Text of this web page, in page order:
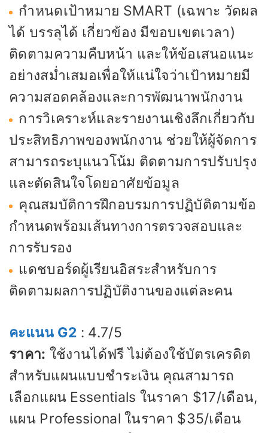
กำหนดเป้าหมาย SMART (เฉพาะ วัดผล
ได้ บรรลุได้ เกี่ยวข้อง มีขอบเขตเวลา)
ติดตามความคืบหน้า และให้ข้อเสนอแนะ
อย่างสม่ำเสมอเพื่อให้แน่ใจว่าเป้าหมายมี
ความสอดคล้องและการพัฒนาพนักงาน
การวิเคราะห์และรายงานเชิงลึกเกี่ยวกับ
ประสิทธิภาพของพนักงาน ช่วยให้ผู้จัดการ
สามารถระบุแนวโน้ม ติดตามการปรับปรุง
และตัดสินใจโดยอาศัยข้อมูล
คุณสมบัติการฝึกอบรมการปฏิบัติตามข้อ
กำหนดพร้อมเส้นทางการตรวจสอบและ
การรับรอง
แดชบอร์ดผู้เรียนอิสระสำหรับการ
ติดตามผลการปฏิบัติงานของแต่ละคน
คะแนน G2 : 4.7/5
ราคา: ใช้งานได้ฟรี ไม่ต้องใช้บัตรเครดิต
สำหรับแผนแบบชำระเงิน คุณสามารถ
เลือกแผน Essentials ในราคา $17/เดือน,
แผน Professional ในราคา $35/เดือน